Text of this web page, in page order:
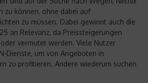
zu können, ohne dabei auf
zu müssen. Dabei gewinnt auch die
an Relevanz, da Preissteigerungen
vermutet werden. Viele Nutzer
Dienste, um von Angeboten in
zu profitieren. Andere wiederum suchen